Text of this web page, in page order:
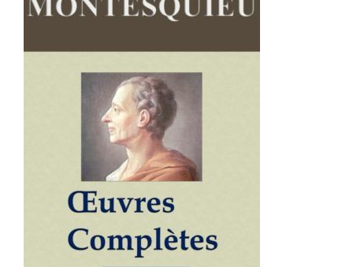
AJOUTER AU PANIER